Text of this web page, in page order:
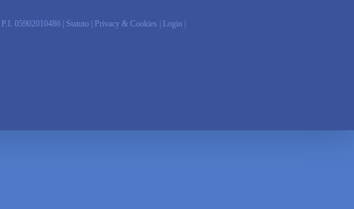
05902010486 | Statuto Privacy & Cookies Login